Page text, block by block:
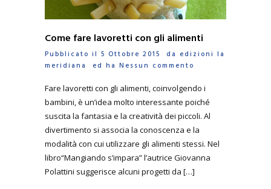
Come fare lavoretti con gli alimenti
Pubblicato il 5 Ottobre 2015 da edizioni la
meridiana
ed ha Nessun commento
Fare lavoretti con gli alimenti, coinvolgendo i
bambini, è un’idea molto interessante poiché
suscita la fantasia e la creatività dei piccoli. Al
divertimento si associa la conoscenza e la
modalità con cui utilizzare gli alimenti stessi. Nel
libro“Mangiando s’impara” l’autrice Giovanna
Polattini suggerisce alcuni progetti da […]